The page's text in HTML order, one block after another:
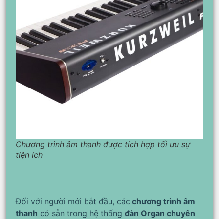
Chương trình âm thanh được tích hợp tối ưu sự
tiện ích
Đối với người mới bắt đầu, các chương trình âm
thanh có sẵn trong hệ thống đàn Organ chuyên